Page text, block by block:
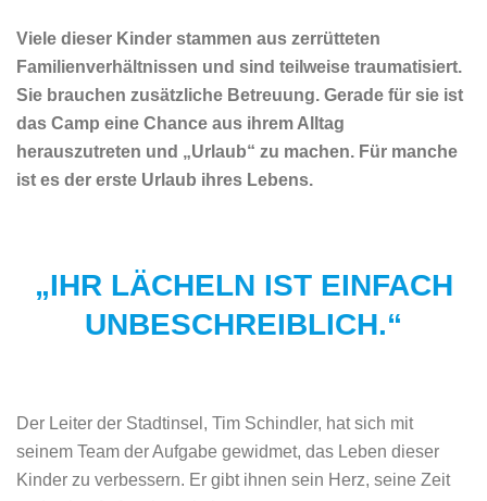
Viele dieser Kinder stammen aus zerrütteten
Familienverhältnissen und sind teilweise traumatisiert.
Sie brauchen zusätzliche Betreuung. Gerade für sie ist
das Camp eine Chance aus ihrem Alltag
herauszutreten und „Urlaub“ zu machen. Für manche
ist es der erste Urlaub ihres Lebens.
„IHR LÄCHELN IST EINFACH
UNBESCHREIBLICH.“
Der Leiter der Stadtinsel, Tim Schindler, hat sich mit
seinem Team der Aufgabe gewidmet, das Leben dieser
Kinder zu verbessern. Er gibt ihnen sein Herz, seine Zeit